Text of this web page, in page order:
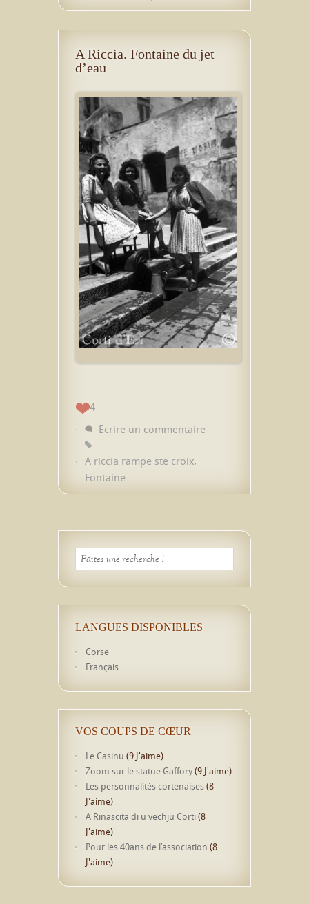
A Riccia. Fontaine du jet
d’eau
4
Ecrire un commentaire
A riccia rampe ste croix,
Fontaine
LANGUES DISPONIBLES
Corse
Français
VOS COUPS DE CŒUR
Le Casinu (9 J'aime)
Zoom sur le statue Gaffory(9 J'aime)
Les personnalités cortenaises (8
J'aime)
A Rinascita di u vechju Corti(8
J'aime)
Pour les 40ans de l’association (8
J'aime)